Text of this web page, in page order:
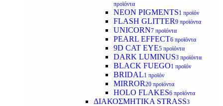
προϊόντα
NEON PIGMENTS1 προϊόν
FLASH GLITTER9 προϊόντα
UNICORN7 προϊόντα
PEARL EFFECT6 προϊόντα
9D CAT EYE5 προϊόντα
DARK LUMINUS3 προϊόντα
BLACK FUEGO1 προϊόν
BRIDAL1 προϊόν
MIRROR20 προϊόντα
HOLO FLAKES6 προϊόντα
ΔΙΑΚΟΣΜΗΤΙΚΑ STRASS3